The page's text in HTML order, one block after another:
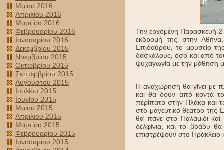
Μαΐου 2016
Απριλίου 2016
Μαρτίου 2016
Φεβρουαρίου 2016
Ιανουαρίου 2016
Δεκεμβρίου 2015
Νοεμβρίου 2015
Οκτωβρίου 2015
Σεπτεμβρίου 2015
Αυγούστου 2015
Ιουλίου 2015
Ιουνίου 2015
Μαΐου 2015
Απριλίου 2015
Μαρτίου 2015
Φεβρουαρίου 2015
Ιανουαρίου 2015
Την ερχόμενη Παρασκευή 2
εκδρομή της στην
Επιδαύρου, το μουσείο
δασκάλους, όσο και από
ψυχαγωγία με την μάθηση
Η αναχώρηση θα γίνει με
και θα δουν από κοντά
περίπατο στην Πλάκα και
στο μαγευτικό θέατρο της
θα πάνε στο Παλαμίδι
δελφίνια, και το βράδυ
επιστρέψουν στο Ηράκλειο